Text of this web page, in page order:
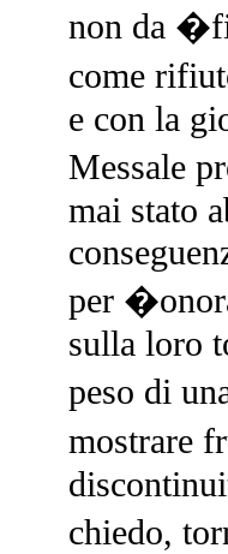
non da
come
e con la
Messale
mai stato
per
sulla loro
peso di
mostrare
chiedo,